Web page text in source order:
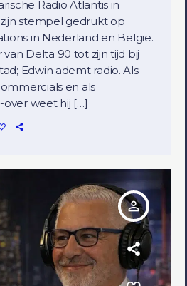
Radio Atlantis in
stempel gedrukt op
in Nederland en België.
Delta 90 tot zijn tijd bij
Edwin ademt radio. Als
en als
over weet hij […]
person_outline